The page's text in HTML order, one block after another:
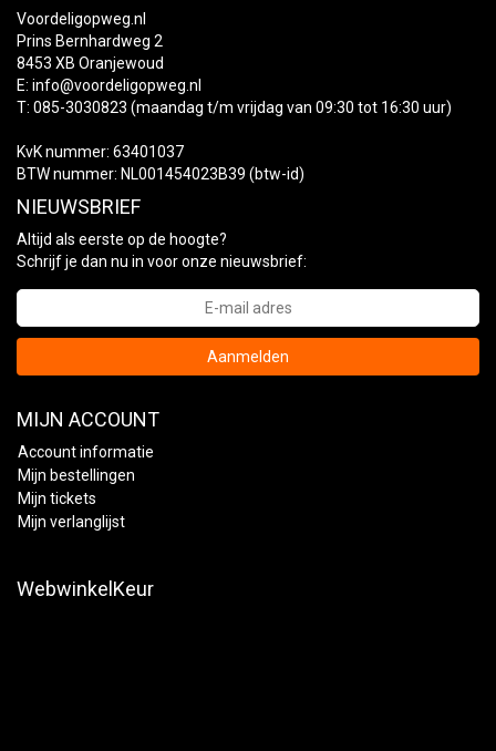
Voordeligopweg.nl
Prins Bernhardweg 2
8453 XB Oranjewoud
E: info@voordeligopweg.nl
T: 085-3030823 (maandag t/m vrijdag van 09:30 tot 16:30 uur)
KvK nummer: 63401037
BTW nummer: NL001454023B39 (btw-id)
NIEUWSBRIEF
Altijd als eerste op de hoogte?
Schrijf je dan nu in voor onze nieuwsbrief:
Aanmelden
MIJN ACCOUNT
Account informatie
Mijn bestellingen
Mijn tickets
Mijn verlanglijst
WebwinkelKeur